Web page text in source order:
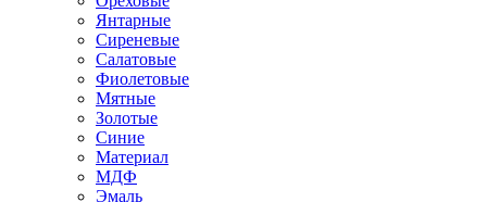
Янтарные
Сиреневые
Салатовые
Фиолетовые
Мятные
Золотые
Синие
Материал
МДФ
Эмаль